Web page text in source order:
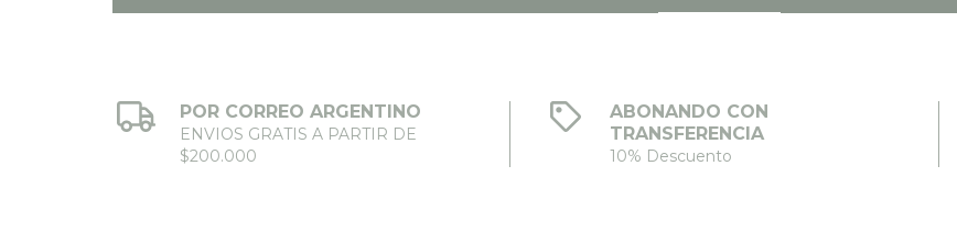
POR CORREO ARGENTINO
ENVIOS GRATIS A PARTIR DE
$200.000
ABONANDO CON
TRANSFERENCIA
10% Descuento